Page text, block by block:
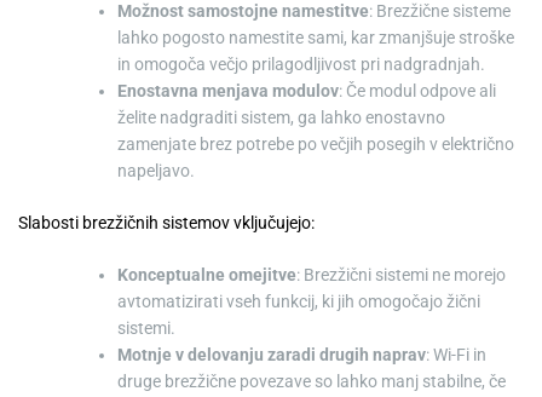
Možnost samostojne namestitve: Brezžične sisteme
lahko pogosto namestite sami, kar zmanjšuje stroške
in omogoča večjo prilagodljivost pri nadgradnjah.
Enostavna menjava modulov: Če modul odpove ali
želite nadgraditi sistem, ga lahko enostavno
zamenjate brez potrebe po večjih posegih v električno
napeljavo.
Slabosti brezžičnih sistemov vključujejo:
Konceptualne omejitve: Brezžični sistemi ne morejo
avtomatizirati vseh funkcij, ki jih omogočajo žični
sistemi.
Motnje v delovanju zaradi drugih naprav: Wi-Fi in
druge brezžične povezave so lahko manj stabilne, če